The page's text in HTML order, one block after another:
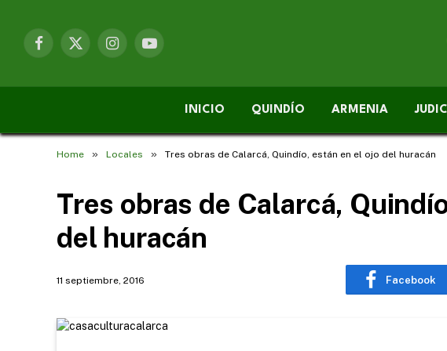
Facebook
X
InstagramYouTube
INICIO QUINDÍO ARMENIA
Home » Locales » Tres obras de Calarcá, Quindío, están en el ojo del huracán
Tres obras de Calarcá,
del huracán
11 septiembre, 2016 Facebook